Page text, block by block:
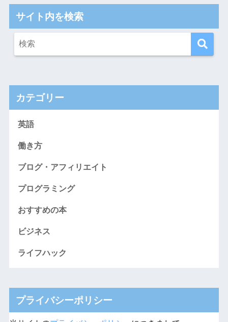
サイト内を検索
カテゴリー
英語
働き方
ブログ・アフィリエイト
プログラミング
おすすめの本
ビジネス
ライフハック
プライバシーポリシー